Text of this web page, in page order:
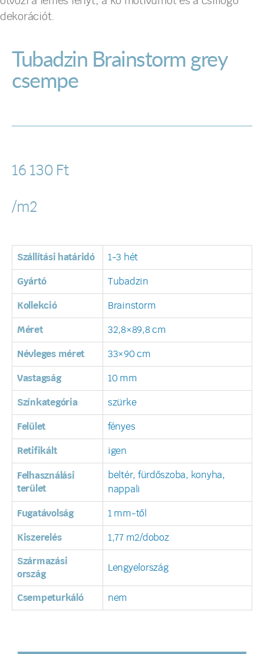
dekorációt.
Tubadzin Brainstorm grey
csempe
16 130 Ft
/m2
Szállítási határidó 1-3 hét
Gyártó Tubadzin
Kollekció Brainstorm
Méret 32,8×89,8 cm
Névleges méret 33×90 cm
Vastagság 10 mm
Színkategória szürke
Felület fényes
Retifikált igen
Felhasználási
terület
beltér, fürdőszoba, konyha,
nappali
Fugatávolság 1 mm-től
Kiszerelés 1,77 m2/doboz
Származási
ország
Lengyelország
Csempeturkáló nem